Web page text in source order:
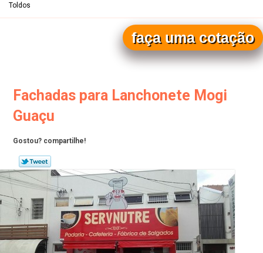
Toldos
Entre em contato pelos telefones
(19)
(19)
Fachadas para Lanchonete Mogi
Guaçu
Gostou? compartilhe!
faça uma cotação